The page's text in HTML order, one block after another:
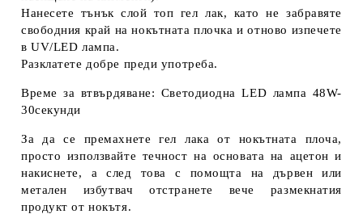
Нанесете тънък слой топ гел лак, като не забравяте
свободния край на нокътната плочка и отново изпечете
в UV/LED лампа.
Разклатете добре преди употреба.
Време за втвърдяване: Светодиодна LED лампа 48W-
30секунди
За да се премахнете гел лака от нокътната плоча,
просто използвайте течност на основата на ацетон и
накиснете, а след това с помощта на дървен или
метален избутвач отстранете вече размекнатия
продукт от нокътя.